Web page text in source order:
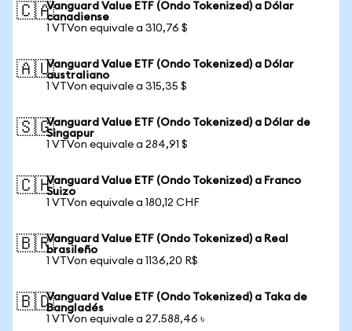
🇨🇦Vanguard Value ETF (Ondo Tokenized) a Dólar
canadiense
1 VTVon equivale a 310,76 $
🇦🇺Vanguard Value ETF (Ondo Tokenized) a Dólar
australiano
1 VTVon equivale a 315,35 $
🇸🇬Vanguard Value ETF (Ondo Tokenized) a Dólar de
Singapur
1 VTVon equivale a 284,91 $
🇨🇭Vanguard Value ETF (Ondo Tokenized) a Franco
Suizo
1 VTVon equivale a 180,12 CHF
🇧🇷Vanguard Value ETF (Ondo Tokenized) a Real
brasileño
1 VTVon equivale a 1136,20 R$
🇧🇩Vanguard Value ETF (Ondo Tokenized) a Taka de
Bangladés
1 VTVon equivale a 27.588,46 ৳